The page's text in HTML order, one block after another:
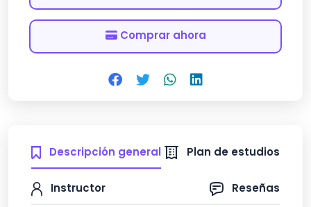
Descripción general Plan de estudios
Instructor Reseñas
Comprar ahora